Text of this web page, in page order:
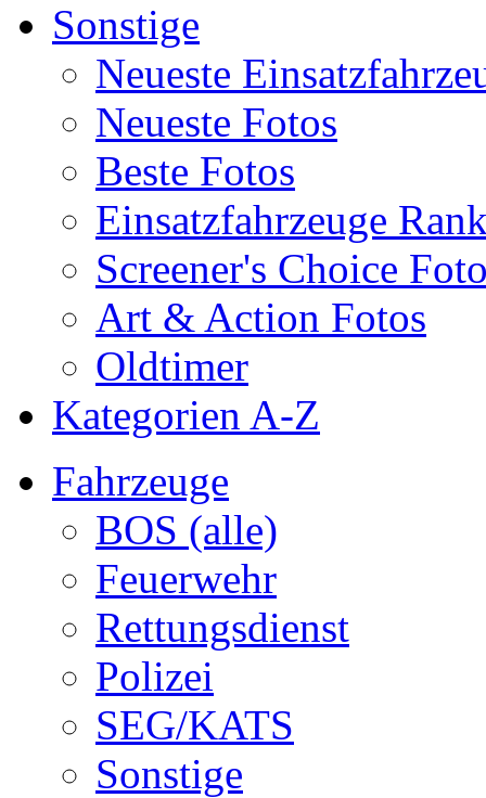
Sonstige
Neueste
Neueste Fotos
Beste Fotos
Einsatzfahrzeuge
Screener's Choice
Art & Action Fotos
Oldtimer
Kategorien A-Z
Fahrzeuge
BOS (alle)
Feuerwehr
Rettungsdienst
Polizei
SEG/KATS
Sonstige